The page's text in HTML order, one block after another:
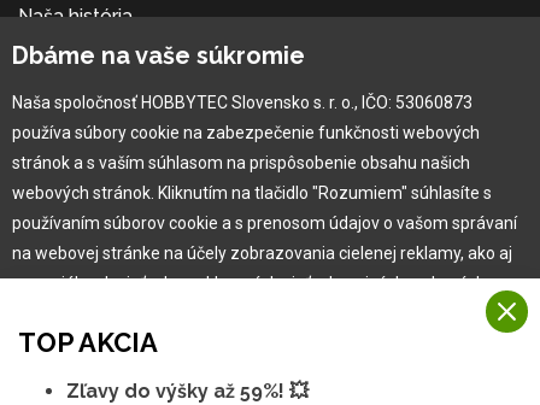
Naša história
Kariéra
Pre zákazníka
Garancia najlepšej ceny
Užívateľský manuál
Obchodné podmienky
Zákazník & partner
Novinky
TOP AKCIA
Zľavy do výšky až 59%! 💥
Dbáme na vaše súkromie
Naša spoločnosť HOBBYTEC Slovensko s. r. o., IČO: 53060873
používa súbory cookie na zabezpečenie funkčnosti webových
stránok a s vaším súhlasom na prispôsobenie obsahu našich
webových stránok. Kliknutím na tlačidlo "Rozumiem" súhlasíte s
používaním súborov cookie a s prenosom údajov o vašom správaní
na webovej stránke na účely zobrazovania cielenej reklamy, ako aj
na sociálnych sieťach a reklamných sieťach na iných webových
Viac informácií